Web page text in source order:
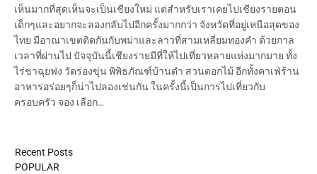
เห็นมากที่สุดเห็นจะเป็นเชียงใหม่ แต่สำหรับเราเคยไปเชียงรายตอน
เด็กๆและอยากจะลองกลับไปอีกครั้งมากกว่า จังหวัดที่อยู่เหนือสุดของ
ไทย มีอาณาเขตติดกันกับพม่าและลาวที่สามเหลี่ยมทองคำ ด้วยกาล
เวลาที่ผ่านไป ปัจจุบันนี้เชียงรายมีที่ให้ไปเที่ยวหลายแห่งมากมาย ทั้ง
ไร่ชาฉุยฟง วัดร่องขุ่น พิพิธภัณฑ์บ้านดำ สวนดอกไม้ อีกทั้งคาเฟ่ร้าน
อาหารอร่อยๆก็น่าไปลองเช่นกัน ในครั้งนี้เป็นการไปเที่ยวกับ
ครอบครัว จอง เลือก…
Recent Posts
POPULAR